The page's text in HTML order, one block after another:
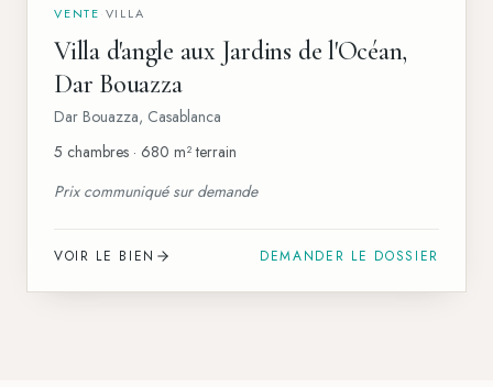
VENTE VILLA
Villa d'angle aux Jardins de l'Océan,
Dar Bouazza
Dar Bouazza, Casablanca
5 chambres · 680 m² terrain
Prix communiqué sur demande
VOIR LE BIEN DEMANDER LE DOSSIER